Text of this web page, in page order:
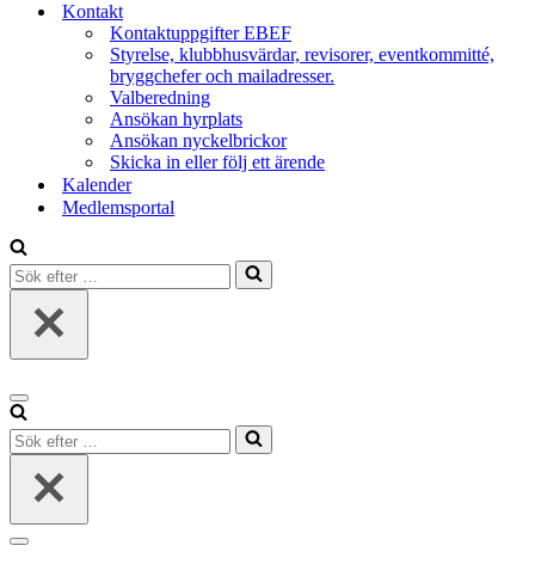
Kontakt
Kontaktuppgifter EBEF
Styrelse, klubbhusvärdar, revisorer, eventkommitté,
bryggchefer och mailadresser.
Valberedning
Ansökan hyrplats
Ansökan nyckelbrickor
Skicka in eller följ ett ärende
Kalender
Medlemsportal
Sök
efter
Navigeringsmeny
Sök
efter
Navigeringsmeny